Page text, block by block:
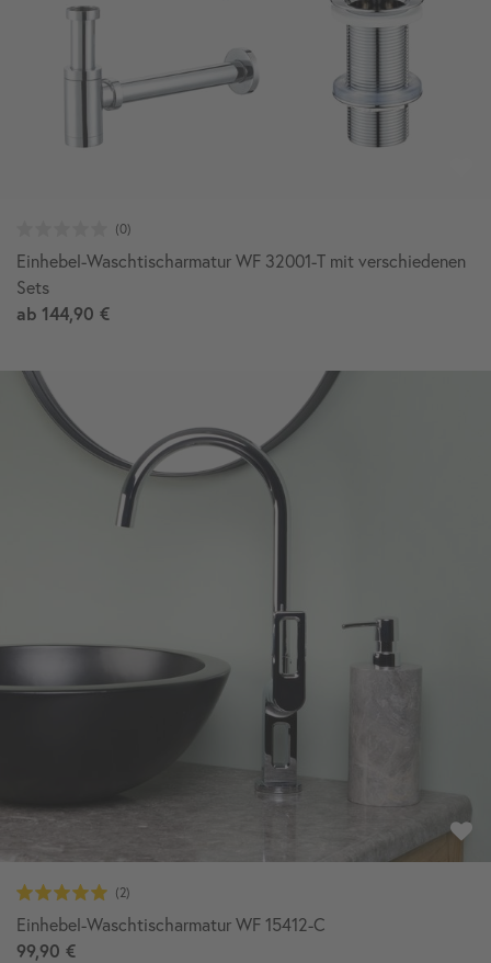
Einhebel-Waschtischarmatur WF 32001-T mit verschiedenen
Sets
ab 144,90 €
Einhebel-Waschtischarmatur WF 15412-C
99,90 €